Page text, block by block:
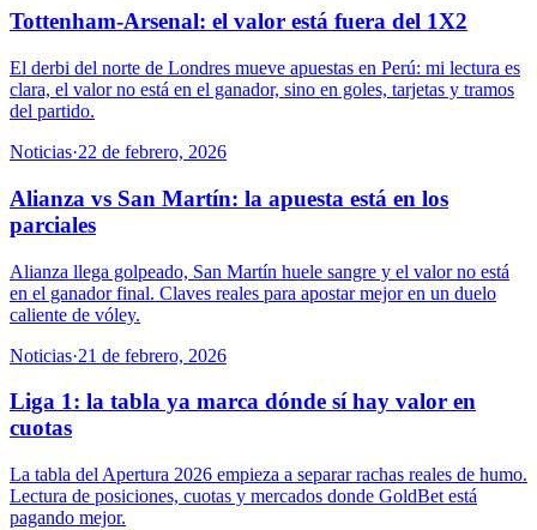
Tottenham-Arsenal: el valor está fuera del 1X2
El derbi del norte de Londres mueve apuestas en Perú: mi lectura es
clara, el valor no está en el ganador, sino en goles, tarjetas y tramos
del partido.
Noticias·22 de febrero, 2026
Alianza vs San Martín: la apuesta está en los
parciales
Alianza llega golpeado, San Martín huele sangre y el valor no está
en el ganador final. Claves reales para apostar mejor en un duelo
caliente de vóley.
Noticias·21 de febrero, 2026
Liga 1: la tabla ya marca dónde sí hay valor en
cuotas
La tabla del Apertura 2026 empieza a separar rachas reales de humo.
Lectura de posiciones, cuotas y mercados donde GoldBet está
pagando mejor.